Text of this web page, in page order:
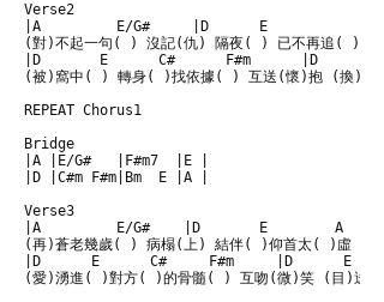
Verse2
|A         E/G#     |D      E           A
(對)不起一句( ) 沒記(仇) 隔夜( ) 已不再追( )
|D       E      C#      F#m      |D     E
(被)窩中( ) 轉身( )找依據( ) 互送(懷)抱 (換)
REPEAT Chorus1
Bridge
|A |E/G#   |F#m7  |E |
|D |C#m F#m|Bm  E |A |
Verse3
|A         E/G#    |D       E        A
(再)蒼老幾歲( ) 病榻(上) 結伴( )仰首太( )虛
|D      E      C#     F#m     |D      E
(愛)湧進( )對方( )的骨髓( ) 互吻(微)笑 (目)送